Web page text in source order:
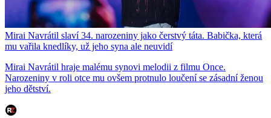
Mirai Navrátil slaví 34. narozeniny jako čerstvý táta. Babička, která
mu vařila knedlíky, už jeho syna ale neuvidí
Mirai Navrátil hraje malému synovi melodii z filmu Once.
Narozeniny v roli otce mu ovšem protnulo loučení se zásadní ženou
jeho dětství.